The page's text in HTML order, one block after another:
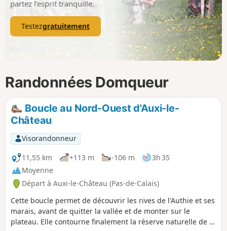
partez l’esprit tranquille.
Testezgratuitement
Randonnées Domqueur
Boucle au Nord-Ouest d'Auxi-le-
Château
Visorandonneur
11,55 km
+113 m -106 m
3h 35
Moyenne
Départ à Auxi-le-Château (Pas-de-Calais)
Cette boucle permet de découvrir les rives de l'Authie et ses
marais, avant de quitter la vallée et de monter sur le
plateau. Elle contourne finalement la réserve naturelle de la